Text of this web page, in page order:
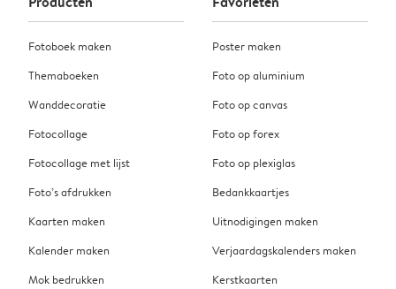
Fotoboek maken
Themaboeken
Wanddecoratie
Fotocollage
Fotocollage met lijst
Foto’s afdrukken
Kaarten maken
Kalender maken
Mok bedrukken
Poster maken
Foto op aluminium
Foto op canvas
Foto op forex
Foto op plexiglas
Bedankkaartjes
Uitnodigingen maken
Verjaardagskalenders maken
Kerstkaarten